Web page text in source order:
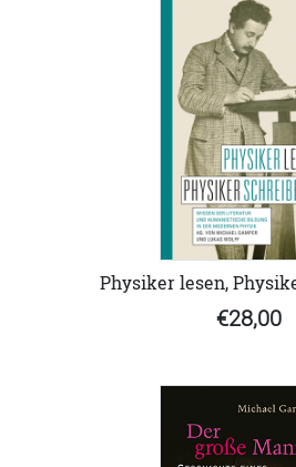
Physiker lesen,
€28,00